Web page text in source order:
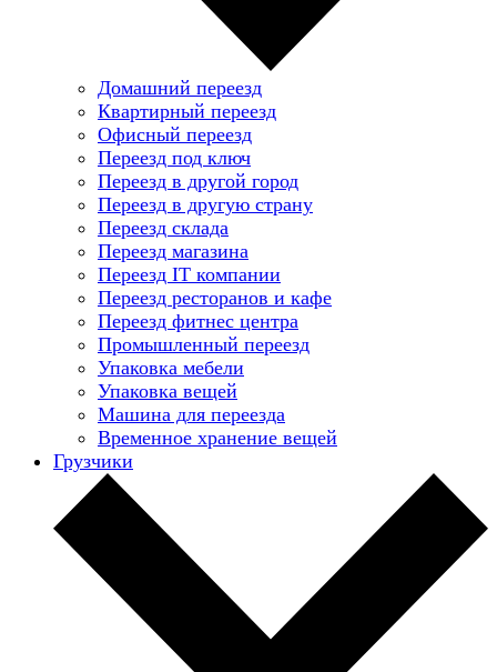
Домашний переезд
Квартирный переезд
Офисный переезд
Переезд под ключ
Переезд в другой город
Переезд в другую страну
Переезд склада
Переезд магазина
Переезд IT компании
Переезд ресторанов и кафе
Переезд фитнес центра
Промышленный переезд
Упаковка мебели
Упаковка вещей
Машина для переезда
Временное хранение вещей
Грузчики